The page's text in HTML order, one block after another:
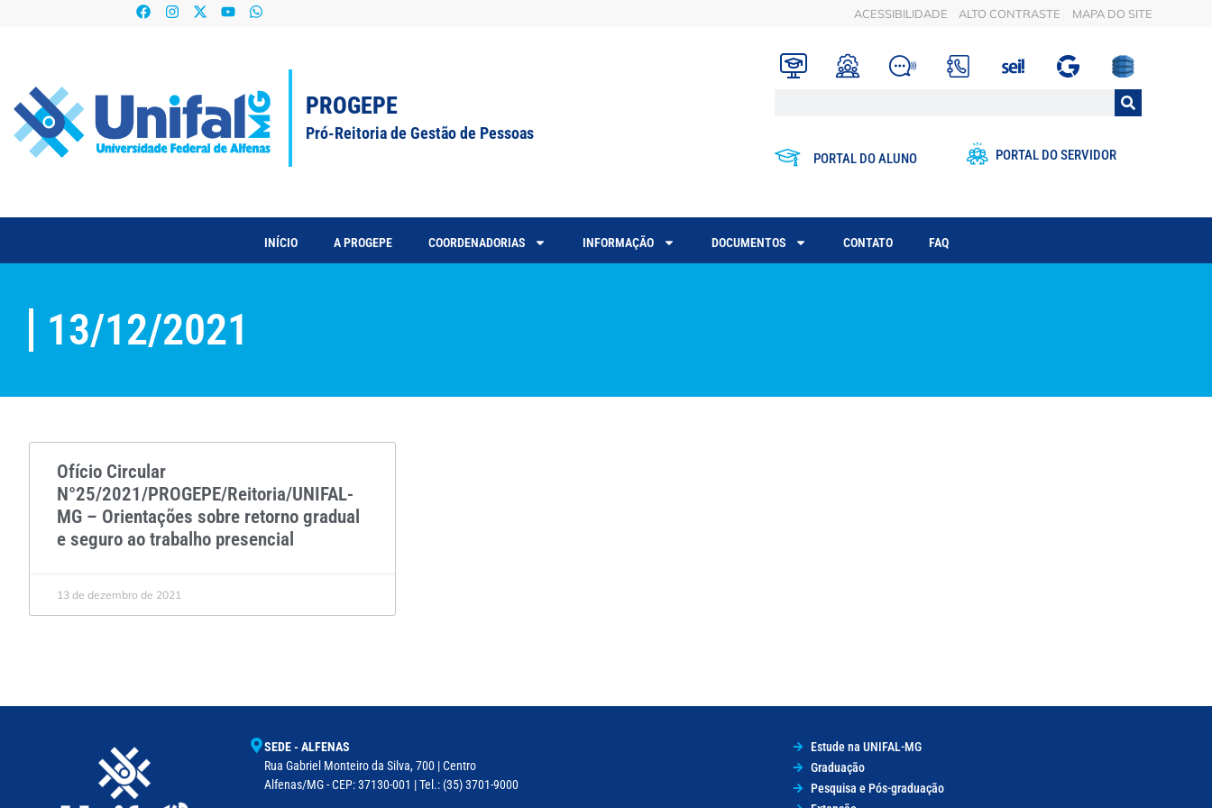
ACESSIBILIDADE ALTO CONTRASTE MAPA DO SITE
PROGEPE
Pró-Reitoria de Gestão de Pessoas
PORTAL DO ALUNO PORTAL DO SERVIDOR
INÍCIO A PROGEPE COORDENADORIAS INFORMAÇÃO DOCUMENTOS CONTATO FAQ
13/12/2021
Ofício Circular
N°25/2021/PROGEPE/Reitoria/UNIFAL-
MG – Orientações sobre retorno gradual
e seguro ao trabalho presencial
13 de dezembro de 2021
SEDE - ALFENAS
Rua Gabriel Monteiro da Silva, 700 | Centro
Alfenas/MG - CEP: 37130-001 | Tel.: (35) 3701-9000
Estude na UNIFAL-MG
Graduação
Pesquisa e Pós-graduação